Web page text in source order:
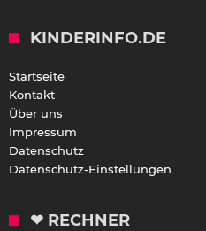
KINDERINFO.DE
Startseite
Kontakt
Über uns
Impressum
Datenschutz
Datenschutz-Einstellungen
❤ RECHNER